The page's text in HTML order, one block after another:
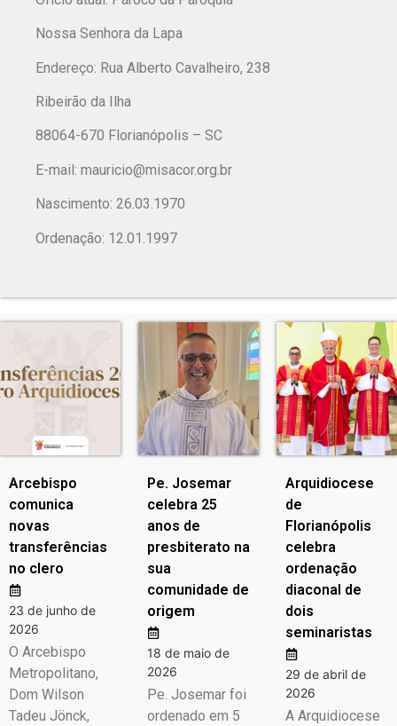
Nossa Senhora da Lapa
Endereço: Rua Alberto Cavalheiro, 238
Ribeirão da Ilha
88064-670 Florianópolis – SC
E-mail: mauricio@misacor.org.br
Nascimento: 26.03.1970
Ordenação: 12.01.1997
Arcebispo
comunica
novas
transferências
no clero
23 de junho de
2026
O Arcebispo
Metropolitano,
Dom Wilson
Tadeu Jönck,
Pe. Josemar
celebra 25
anos de
presbiterato na
sua
comunidade de
origem
18 de maio de
2026
Pe. Josemar foi
ordenado em 5
Arquidiocese
de
Florianópolis
celebra
ordenação
diaconal de
dois
seminaristas
29 de abril de
2026
A Arquidiocese